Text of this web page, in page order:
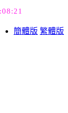
簡體版 繁體版